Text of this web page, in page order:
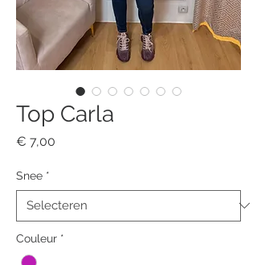
Top Carla
€ 7,00
Snee *
Couleur *